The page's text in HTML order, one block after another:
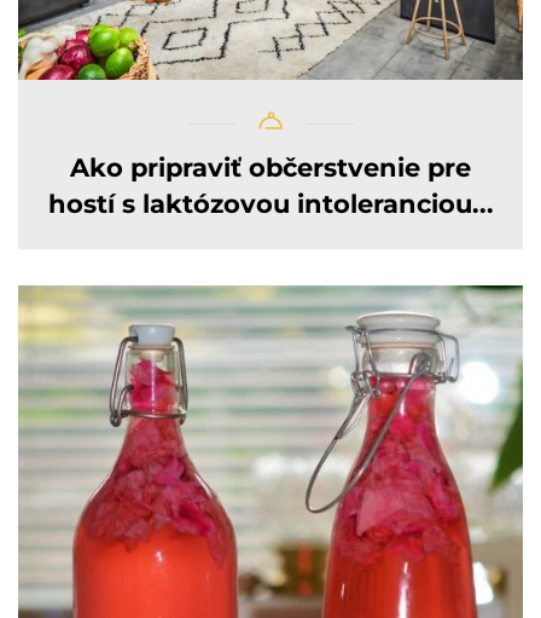
Ako pripraviť občerstvenie pre
hostí s laktózovou intoleranciou...